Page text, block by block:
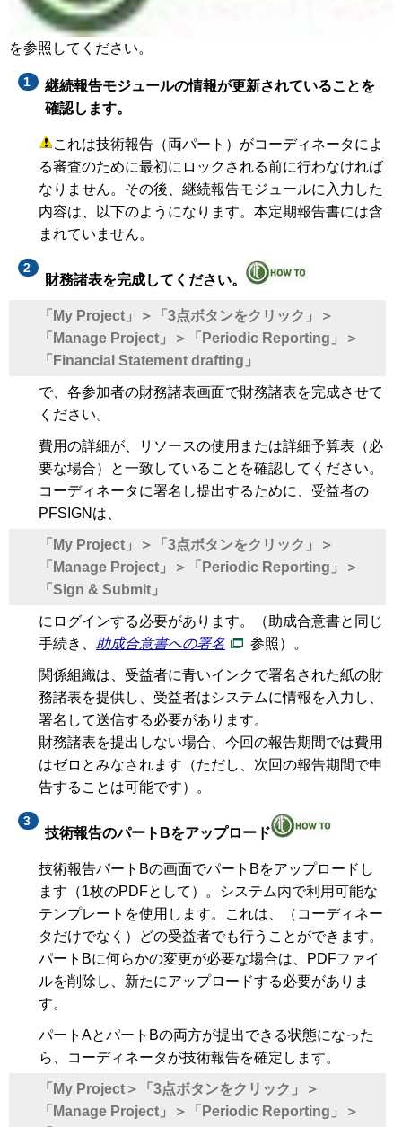
を参照してください。
継続報告モジュールの情報が更新されていることを
確認します。
これは技術報告（両パート）がコーディネータによ
る審査のために最初にロックされる前に行わなければ
なりません。その後、継続報告モジュールに入力した
内容は、以下のようになります。本定期報告書には含
まれていません。
財務諸表を完成してください。
「My Project」＞「3点ボタンをクリック」＞
「Manage Project」＞「Periodic Reporting」＞
「Financial Statement drafting」
で、各参加者の財務諸表画面で財務諸表を完成させて
ください。
費用の詳細が、リソースの使用または詳細予算表（必
要な場合）と一致していることを確認してください。
コーディネータに署名し提出するために、受益者の
PFSIGNは、
「My Project」＞「3点ボタンをクリック」＞
「Manage Project」＞「Periodic Reporting」＞
「Sign & Submit」
にログインする必要があります。（助成合意書と同じ
手続き、
助成合意書への署名 参照）。
関係組織は、受益者に青いインクで署名された紙の財
務諸表を提供し、受益者はシステムに情報を入力し、
署名して送信する必要があります。
財務諸表を提出しない場合、今回の報告期間では費用
はゼロとみなされます（ただし、次回の報告期間で申
告することは可能です）。
技術報告のパートBをアップロード
技術報告パートBの画面でパートBをアップロードし
ます（1枚のPDFとして）。システム内で利用可能な
テンプレートを使用します。これは、（コーディネー
タだけでなく）どの受益者でも行うことができます。
パートBに何らかの変更が必要な場合は、PDFファイ
ルを削除し、新たにアップロードする必要がありま
す。
パートAとパートBの両方が提出できる状態になった
ら、コーディネータが技術報告を確定します。
「My Project＞「3点ボタンをクリック」＞
「Manage Project」＞「Periodic Reporting」＞